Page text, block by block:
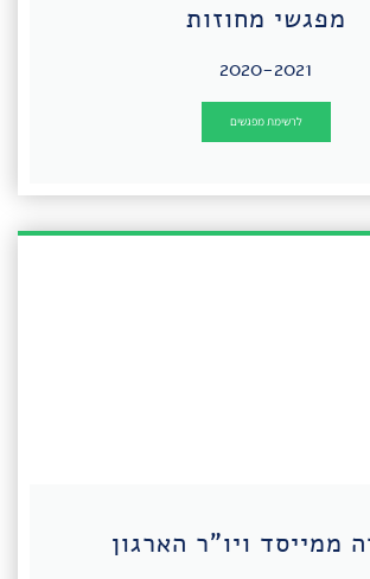
מפגשי מחוזות
2020-2021
לרשימת מפגשים
ממייסד ויו"ר הארגון